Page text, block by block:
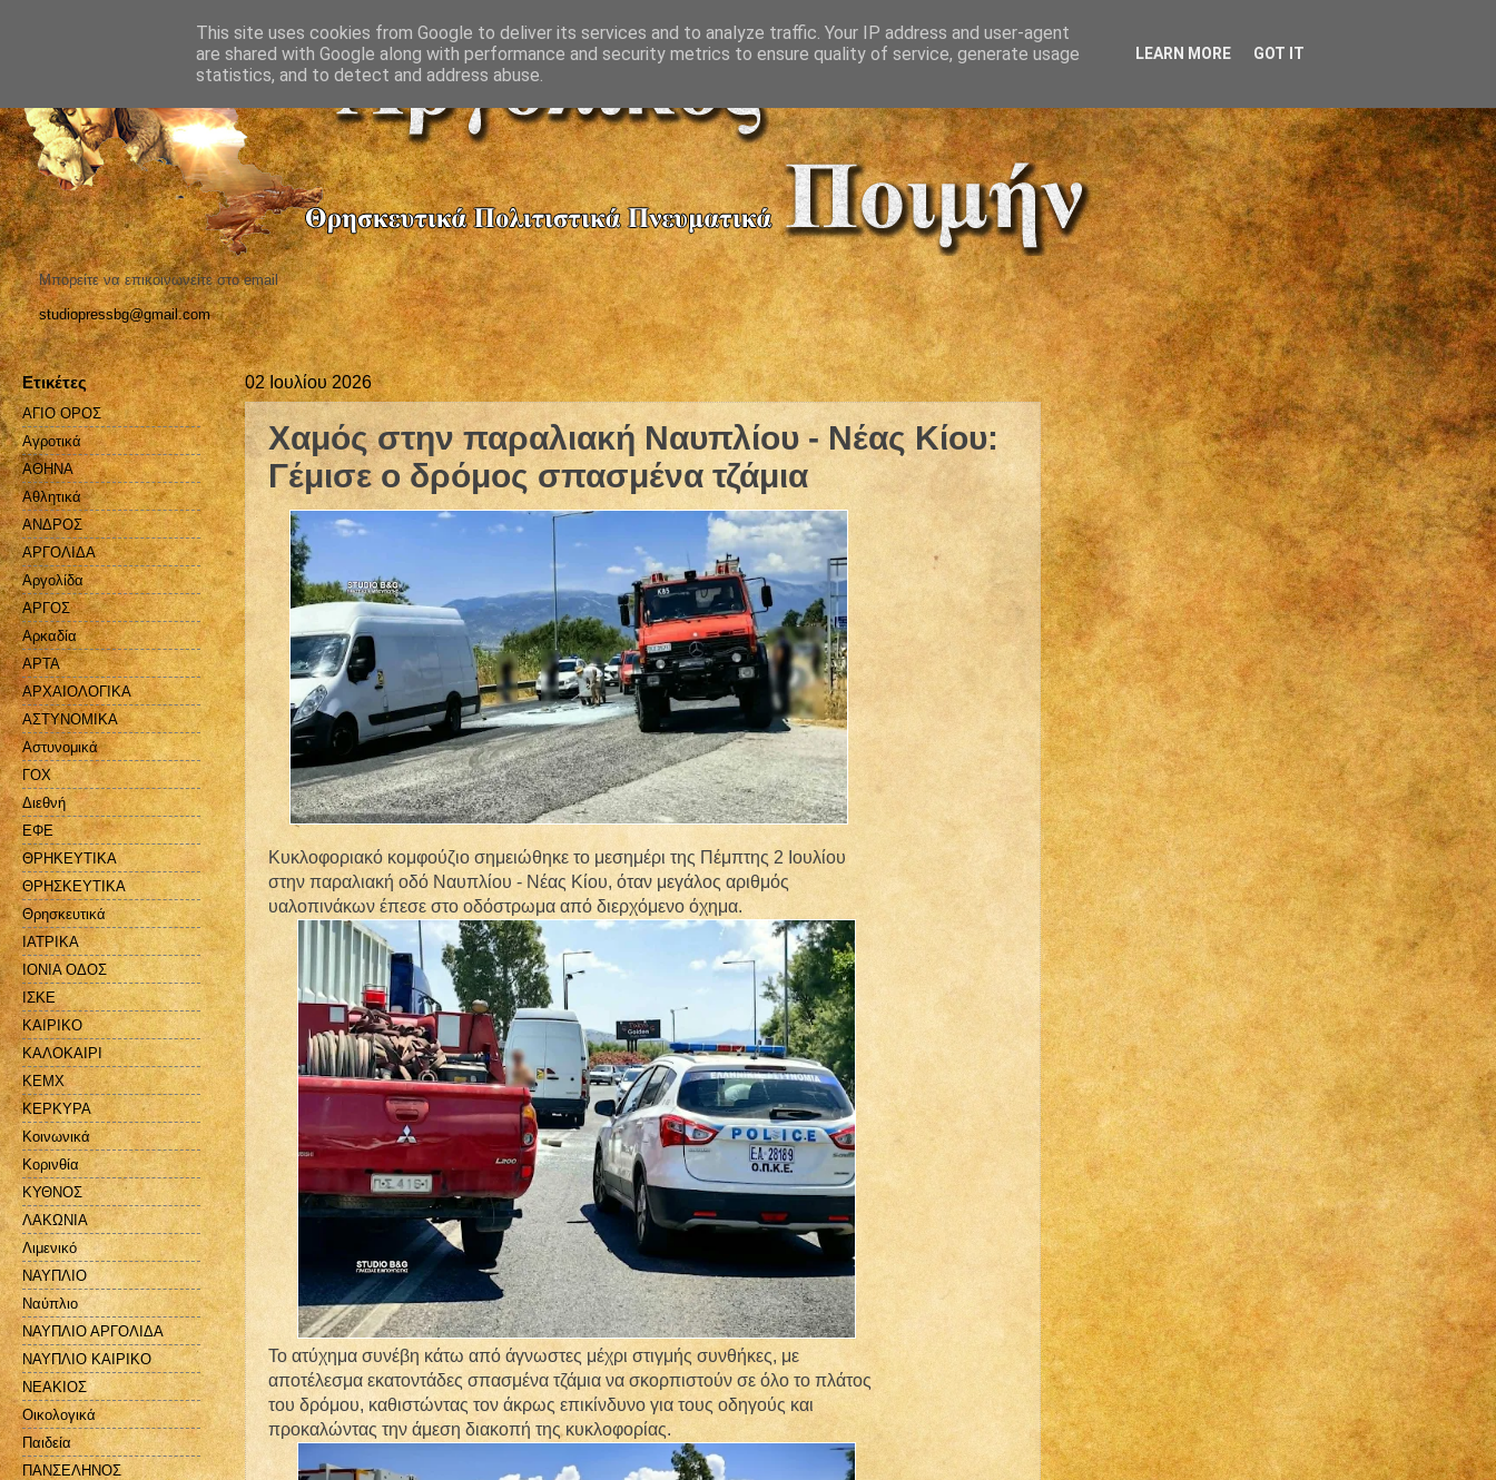
Μπορείτε να επικοινωνείτε στο email
studiopressbg@gmail.com
02 Ιουλίου 2026
Χαμός στην παραλιακή Ναυπλίου - Νέας Κίου:
Γέμισε ο δρόμος σπασμένα τζάμια
Κυκλοφοριακό κομφούζιο σημειώθηκε το μεσημέρι της Πέμπτης 2 Ιουλίου
στην παραλιακή οδό Ναυπλίου - Νέας Κίου, όταν μεγάλος αριθμός
υαλοπινάκων έπεσε στο οδόστρωμα από διερχόμενο όχημα.
Το ατύχημα συνέβη κάτω από άγνωστες μέχρι στιγμής συνθήκες, με
αποτέλεσμα εκατοντάδες σπασμένα τζάμια να σκορπιστούν σε όλο το πλάτος
του δρόμου, καθιστώντας τον άκρως επικίνδυνο για τους οδηγούς και
προκαλώντας την άμεση διακοπή της κυκλοφορίας.
Ετικέτες
ΑΓΙΟ ΟΡΟΣ
Αγροτικά
ΑΘΗΝΑ
Αθλητικά
ΑΝΔΡΟΣ
ΑΡΓΟΛΙΔΑ
Αργολίδα
ΑΡΓΟΣ
Αρκαδία
ΑΡΤΑ
ΑΡΧΑΙΟΛΟΓΙΚΑ
ΑΣΤΥΝΟΜΙΚΑ
Αστυνομικά
ΓΟΧ
Διεθνή
ΕΦΕ
ΘΡΗΚΕΥΤΙΚΑ
ΘΡΗΣΚΕΥΤΙΚΑ
Θρησκευτικά
ΙΑΤΡΙΚΑ
ΙΟΝΙΑ ΟΔΟΣ
ΙΣΚΕ
ΚΑΙΡΙΚΟ
ΚΑΛΟΚΑΙΡΙ
ΚΕΜΧ
ΚΕΡΚΥΡΑ
Κοινωνικά
Κορινθία
ΚΥΘΝΟΣ
ΛΑΚΩΝΙΑ
Λιμενικό
ΝΑΥΠΛΙΟ
Ναύπλιο
ΝΑΥΠΛΙΟ ΑΡΓΟΛΙΔΑ
ΝΑΥΠΛΙΟ ΚΑΙΡΙΚΟ
ΝΕΑΚΙΟΣ
Οικολογικά
Παιδεία
ΠΑΝΣΕΛΗΝΟΣ
This site uses cookies from Google to deliver its services and to analyze traffic. Your IP address and user-agent
are shared with Google along with performance and security metrics to ensure quality of service, generate usage
statistics, and to detect and address abuse.
LEARN MORE GOT IT